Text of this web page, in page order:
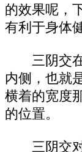
的效果呢，
有利于身体
三阴交在
内侧，也就
横着的宽度
的位置。
三阴交对